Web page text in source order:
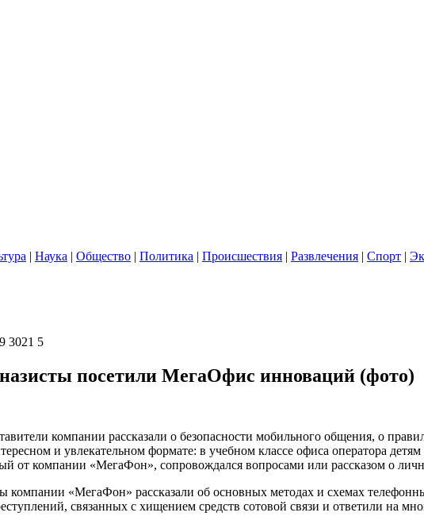
| Наука | Общество | Политика | Происшествия | Развлечения | Спорт |
3021 5
посетили МегаОфис инноваций (фото)
компании рассказали о безопасности мобильного общения, о
и увлекательном формате: в учебном классе офиса оператора
от компании «МегаФон», сопровождался вопросами или рассказом о
компании «МегаФон» рассказали об основных методах и схемах
связанных с хищением средств сотовой связи и ответили на